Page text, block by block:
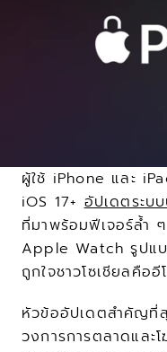
ผู้ใช้ iPhone และ
iOS 17+ อัปเดตระบ
ที่มาพร้อมฟีเจอร์ล้ำ
Apple Watch รูปแ
ถูกใจชาวโซเชียลคือ
หัวข้ออัปเดตสำคัญที่
วงการการตลาดและ